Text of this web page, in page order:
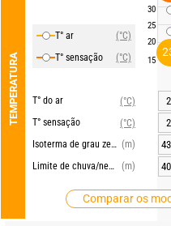
TEMPERATURA
T° ar
(°C)
T° sensação
(°C)
T° do ar
(°C)
T° sensação
(°C)
Isoterma de grau zero (m)
Limite de chuva/neve
(m)
Comparar os
30
25
20
15